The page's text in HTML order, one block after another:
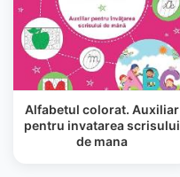
Alfabetul colorat. Auxiliar
pentru invatarea scrisului
de mana